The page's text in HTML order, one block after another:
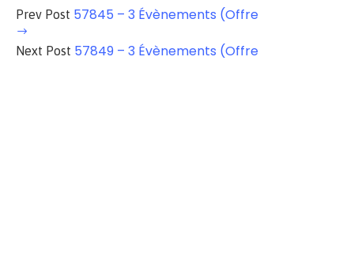
Prev Post 57845 – 3 Évènements (Offre
Next Post 57849 – 3 Évènements (Offre